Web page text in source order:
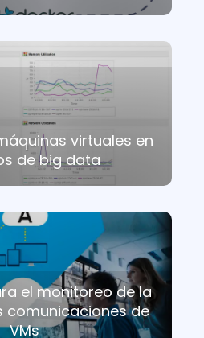
virtuales en
de big data
el monitoreo de la
comunicaciones de
VMs